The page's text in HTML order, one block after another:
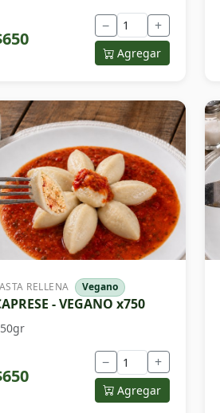
− +
Agregar
RELLENA Vegano
- VEGANO x750
− +
Agregar